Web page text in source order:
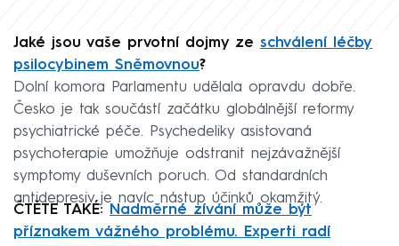
Jaké jsou vaše prvotní dojmy ze schválení léčby
psilocybinem Sněmovnou?
Dolní komora Parlamentu udělala opravdu dobře.
Česko je tak součástí začátku globálnější reformy
psychiatrické péče. Psychedeliky asistovaná
psychoterapie umožňuje odstranit nejzávažnější
symptomy duševních poruch. Od standardních
antidepresiv je navíc nástup účinků okamžitý.
ČTĚTE TAKÉ:
Nadměrné zívání může být
příznakem vážného problému. Experti radí